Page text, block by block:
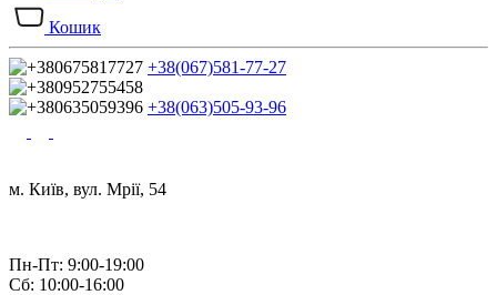
Кошик
+38(067)581-77-27
+38(063)505-93-96
м. Київ, вул. Мрії, 54
Пн-Пт: 9:00-19:00
Сб: 10:00-16:00